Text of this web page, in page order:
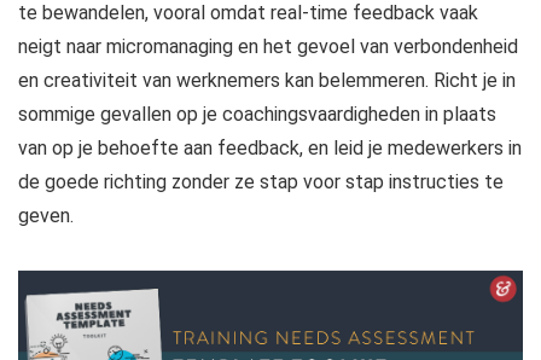
te bewandelen, vooral omdat real-time feedback vaak
neigt naar micromanaging en het gevoel van verbondenheid
en creativiteit van werknemers kan belemmeren. Richt je in
sommige gevallen op je coachingsvaardigheden in plaats
van op je behoefte aan feedback, en leid je medewerkers in
de goede richting zonder ze stap voor stap instructies te
geven.